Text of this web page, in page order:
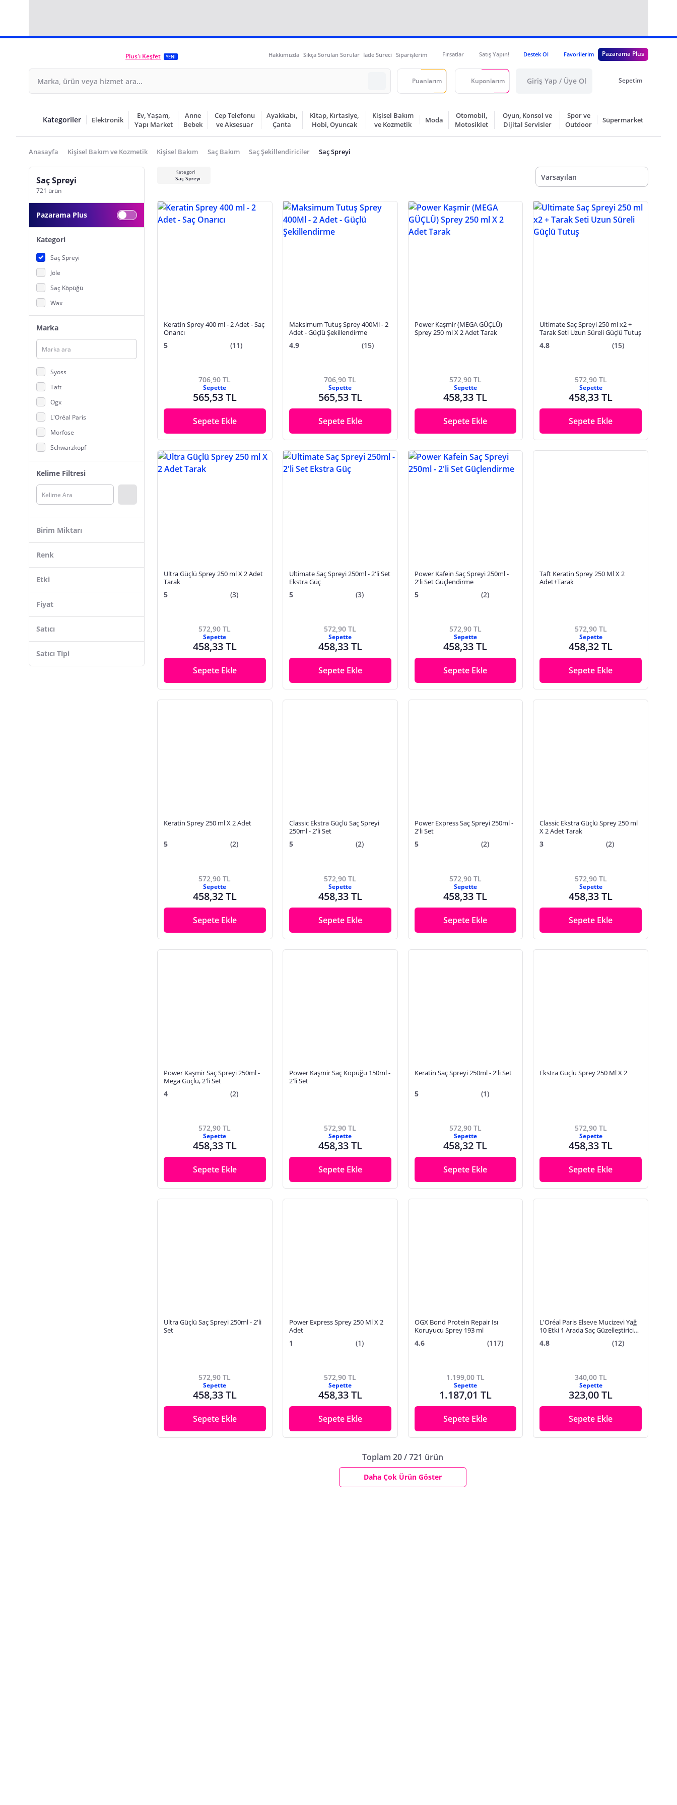
Plus'ı Keşfet YENİ Hakkımızda Sıkça Sorulan Sorular İade Süreci Siparişlerim Fırsatlar Satış Yapın! Destek Ol Favorilerim Pazarama Plus
Puanlarım Kuponlarım Giriş Yap / Üye Ol Sepetim
Kategoriler Elektronik
Ev, Yaşam,
Yapı Market
Anne
Bebek
Cep Telefonu
ve Aksesuar
Ayakkabı,
Çanta
Kitap, Kırtasiye,
Hobi, Oyuncak
Kişisel Bakım
ve Kozmetik
Moda
Otomobil,
Motosiklet
Oyun, Konsol ve
Dijital Servisler
Spor ve
Outdoor
Süpermarket
Anasayfa Kişisel Bakım ve Kozmetik Kişisel Bakım Saç Bakım Saç Şekillendiriciler Saç Spreyi
Saç Spreyi
721 ürün
Pazarama Plus
Kategori
Saç Spreyi
Jöle
Saç Köpüğü
Wax
Marka
Syoss
Taft
Ogx
L'Oréal Paris
Morfose
Schwarzkopf
Luis Bien
Wella
Elseve
Matsu
Kerastase
Jagler
Ossion
Redist
Kelime Filtresi
Birim Miktarı
Renk
Beyaz
Gri
Etki
Fiyat
Satıcı
Satıcı Tipi
Kategori
Saç Spreyi
Varsayılan
Keratin Sprey 400 ml - 2 Adet - Saç
Onarıcı
5 (11)
706,90 TL
Sepette
565,53 TL
Sepete Ekle
Maksimum Tutuş Sprey 400Ml - 2
Adet - Güçlü Şekillendirme
4.9 (15)
706,90 TL
Sepette
565,53 TL
Sepete Ekle
Power Kaşmir (MEGA GÜÇLÜ)
Sprey 250 ml X 2 Adet Tarak
572,90 TL
Sepette
458,33 TL
Sepete Ekle
Ultimate Saç Spreyi 250 ml x2 +
Tarak Seti Uzun Süreli Güçlü Tutuş
4.8 (15)
572,90 TL
Sepette
458,33 TL
Sepete Ekle
Ultra Güçlü Sprey 250 ml X 2 Adet
Tarak
5 (3)
572,90 TL
Sepette
458,33 TL
Sepete Ekle
Ultimate Saç Spreyi 250ml - 2'li Set
Ekstra Güç
5 (3)
572,90 TL
Sepette
458,33 TL
Sepete Ekle
Power Kafein Saç Spreyi 250ml -
2'li Set Güçlendirme
5 (2)
572,90 TL
Sepette
458,33 TL
Sepete Ekle
Taft Keratin Sprey 250 Ml X 2
Adet+Tarak
572,90 TL
Sepette
458,32 TL
Sepete Ekle
Keratin Sprey 250 ml X 2 Adet
5 (2)
572,90 TL
Sepette
458,32 TL
Sepete Ekle
Classic Ekstra Güçlü Saç Spreyi
250ml - 2'li Set
5 (2)
572,90 TL
Sepette
458,33 TL
Sepete Ekle
Power Express Saç Spreyi 250ml -
2'li Set
5 (2)
572,90 TL
Sepette
458,33 TL
Sepete Ekle
Classic Ekstra Güçlü Sprey 250 ml
X 2 Adet Tarak
3 (2)
572,90 TL
Sepette
458,33 TL
Sepete Ekle
Power Kaşmir Saç Spreyi 250ml -
Mega Güçlü, 2'li Set
4 (2)
572,90 TL
Sepette
458,33 TL
Sepete Ekle
Power Kaşmir Saç Köpüğü 150ml -
2'li Set
572,90 TL
Sepette
458,33 TL
Sepete Ekle
Keratin Saç Spreyi 250ml - 2'li Set
5 (1)
572,90 TL
Sepette
458,32 TL
Sepete Ekle
Ekstra Güçlü Sprey 250 Ml X 2
572,90 TL
Sepette
458,33 TL
Sepete Ekle
Ultra Güçlü Saç Spreyi 250ml - 2'li
Set
572,90 TL
Sepette
458,33 TL
Sepete Ekle
Power Express Sprey 250 Ml X 2
Adet
1 (1)
572,90 TL
Sepette
458,33 TL
Sepete Ekle
OGX Bond Protein Repair Isı
Koruyucu Sprey 193 ml
4.6 (117)
1.199,00 TL
Sepette
1.187,01 TL
Sepete Ekle
L'Oréal Paris Elseve Mucizevi Yağ
10 Etki 1 Arada Saç Güzelleştirici
4.8 (12)
340,00 TL
Sepette
323,00 TL
Sepete Ekle
Toplam 20 / 721 ürün
Daha Çok Ürün Göster